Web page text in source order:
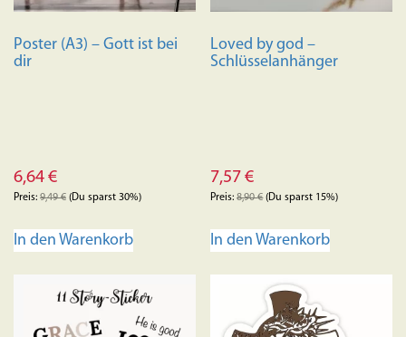
Poster (A3) – Gott ist bei
dir
6,64 €
Preis: 9,49€ (Du sparst 30%)
In den Warenkorb
Loved by god –
Schlüsselanhänger
7,57€
Preis:8,90€(Du sparst 15%)
In den Warenkorb